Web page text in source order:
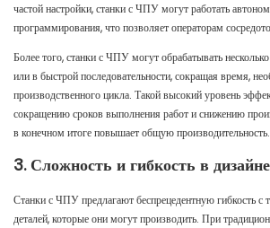
частой настройки, станки с ЧПУ могут работать
программирования, что позволяет операторам
Более того, станки с ЧПУ могут обрабатывать
или в быстрой последовательности, сокращая время,
производственного цикла. Такой высокий уровень
сокращению сроков выполнения работ и снижению
в конечном итоге повышает общую производительность.
3. Сложность и гибкость в дизайне
Станки с ЧПУ предлагают беспрецедентную гибкость с
деталей, которые они могут производить. При